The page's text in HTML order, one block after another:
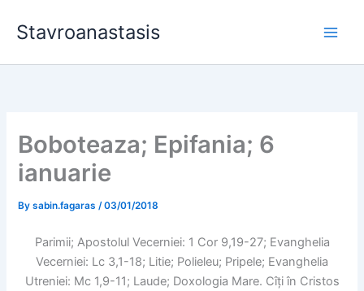
Stavroanastasis
Boboteaza; Epifania; 6
ianuarie
Bysabin.fagaras/03/01/2018
Parimii; Apostolul Vecerniei: 1 Cor 9,19-27; Evanghelia
Vecerniei: Lc 3,1-18; Litie; Polieleu; Pripele; Evanghelia
Utreniei: Mc 1,9-11; Laude; Doxologia Mare. Cîți în Cristos